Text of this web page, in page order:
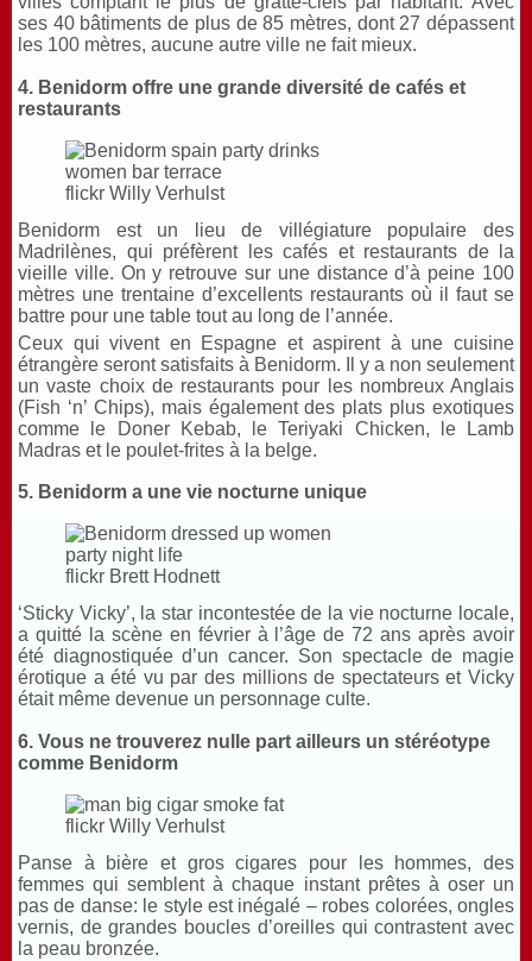
ses 40 bâtiments de plus de 85 mètres, dont 27 dépassent
les 100 mètres, aucune autre ville ne fait mieux.
4. Benidorm offre une grande diversité de cafés et
restaurants
flickr Willy Verhulst
Benidorm est un lieu de villégiature populaire des
Madrilènes, qui préfèrent les cafés et restaurants de la
vieille ville. On y retrouve sur une distance d’à peine 100
mètres une trentaine d’excellents restaurants où il faut se
battre pour une table tout au long de l’année.
Ceux qui vivent en Espagne et aspirent à une cuisine
étrangère seront satisfaits à Benidorm. Il y a non seulement
un vaste choix de restaurants pour les nombreux Anglais
(Fish ‘n’ Chips), mais également des plats plus exotiques
comme le Doner Kebab, le Teriyaki Chicken, le Lamb
Madras et le poulet-frites à la belge.
5. Benidorm a une vie nocturne unique
flickr Brett Hodnett
‘Sticky Vicky’, la star incontestée de la vie nocturne locale,
a quitté la scène en février à l’âge de 72 ans après avoir
été diagnostiquée d’un cancer. Son spectacle de magie
érotique a été vu par des millions de spectateurs et Vicky
était même devenue un personnage culte.
6. Vous ne trouverez nulle part ailleurs un stéréotype
comme Benidorm
flickr Willy Verhulst
Panse à bière et gros cigares pour les hommes, des
femmes qui semblent à chaque instant prêtes à oser un
pas de danse: le style est inégalé – robes colorées, ongles
vernis, de grandes boucles d’oreilles qui contrastent avec
la peau bronzée.